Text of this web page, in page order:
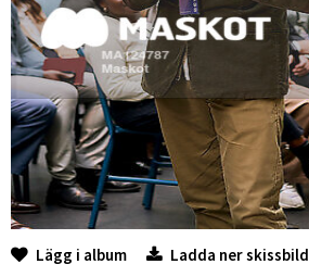
Lägg i album Ladda ner skissbild